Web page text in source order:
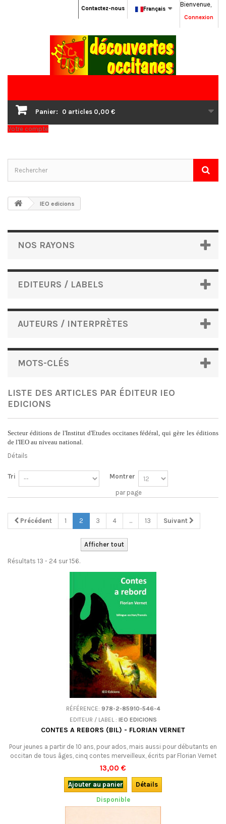
Bienvenue,
Connexion
Français
Contactez-nous
Panier: 0 articles 0,00 €
Votre compte
IEO edicions
NOS RAYONS
EDITEURS / LABELS
AUTEURS / INTERPRÈTES
MOTS-CLÉS
LISTE DES ARTICLES PAR ÉDITEUR IEO
EDICIONS
Secteur éditions de l'Institut d'Etudes occitanes fédéral, qui gère les éditions
de l'IEO au niveau national.
Détails
Tri Montrer
par page
Précédent 1 2 3 4 ... 13 Suivant
Afficher tout
Résultats 13 - 24 sur 156.
RÉFÉRENCE: 978-2-85910-546-4
EDITEUR / LABEL : IEO EDICIONS
CONTES A REBORS (BIL) - FLORIAN VERNET
Pour jeunes a partir de 10 ans, pour ados, mais aussi pour débutants en
occitan de tous âges, cinq contes merveilleux, écrits par Florian Vernet
avec son humour coutumier.Bilingue.
13,00 €
Ajouter au panier
Détails
Disponible